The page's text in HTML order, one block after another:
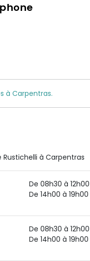
à Carpentras.
Rustichelli à Carpentras
De 08h30 à 12h00
De 14h00 à 19h00
De 08h30 à 12h00
De 14h00 à 19h00